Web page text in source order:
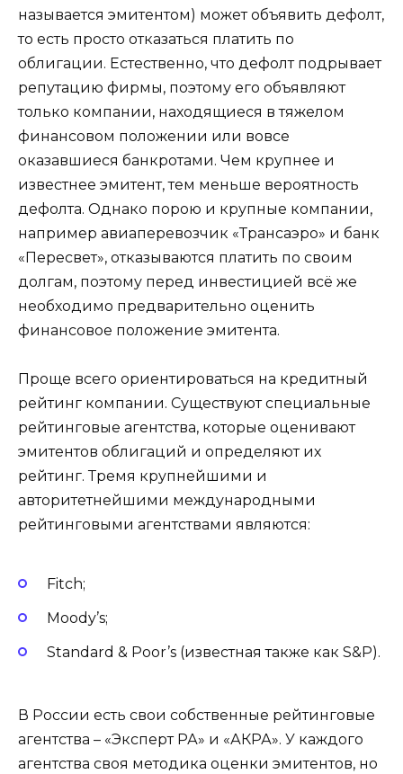
называется эмитентом) может объявить дефолт,
то есть просто отказаться платить по
облигации. Естественно, что дефолт подрывает
репутацию фирмы, поэтому его объявляют
только компании, находящиеся в тяжелом
финансовом положении или вовсе
оказавшиеся банкротами. Чем крупнее и
известнее эмитент, тем меньше вероятность
дефолта. Однако порою и крупные компании,
например авиаперевозчик «Трансаэро» и банк
«Пересвет», отказываются платить по своим
долгам, поэтому перед инвестицией всё же
необходимо предварительно оценить
финансовое положение эмитента.
Проще всего ориентироваться на кредитный
рейтинг компании. Существуют специальные
рейтинговые агентства, которые оценивают
эмитентов облигаций и определяют их
рейтинг. Тремя крупнейшими и
авторитетнейшими международными
рейтинговыми агентствами являются:
Fitch;
Moody’s;
Standard & Poor’s (известная также как S&P).
В России есть свои собственные рейтинговые
агентства – «Эксперт РА» и «АКРА». У каждого
агентства своя методика оценки эмитентов, но